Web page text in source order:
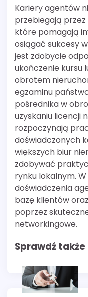
Kariery agentów
przebiegają
które pomagają
osiągać sukcesy
jest zdobycie
ukończenie kursu
obrotem
egzaminu
pośrednika w
uzyskaniu licencji
rozpoczynają
doświadczonych
większych biur
zdobywać
rynku lokalnym.
doświadczenia
bazę klientów
poprzez
networkingowe.
Sprawdź także